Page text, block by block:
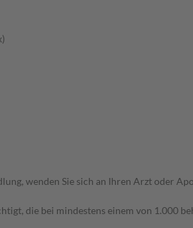
wenden Sie sich an Ihren Arzt oder
die bei mindestens einem von 1.000